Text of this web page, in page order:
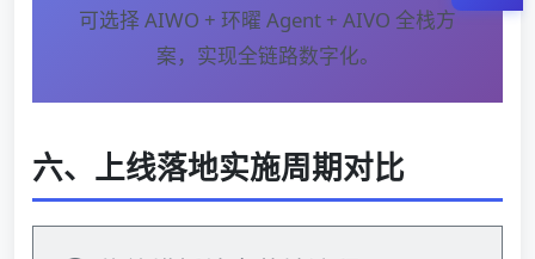
可选择 AIWO + 环曜 Agent + AIVO 全栈方
案，实现全链路数字化。
六、上线落地实施周期对比